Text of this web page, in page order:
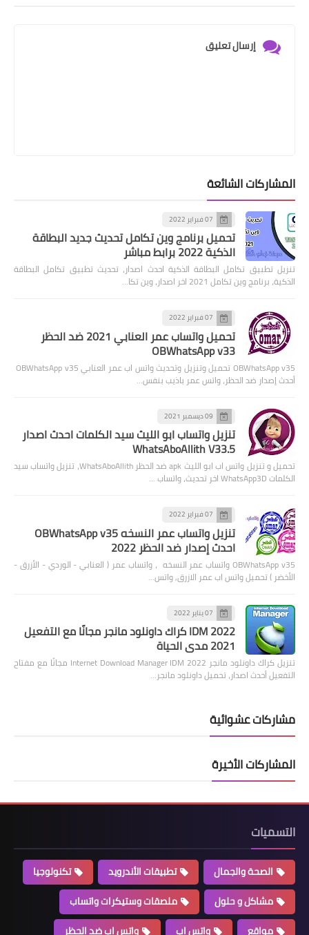
إرسال تعليق
المشاركات الشائعة
07 فبراير 2022
تحميل برنامج وين تكامل تحديث جديد البطاقة
الذكية 2022 برابط مباشر
تنزيل تطبيق تكامل البطاقة الذكية احدث اصدار، تحديث تطبيق تكامل البطاقة
الذكية، برنامج وين تكامل 2021 اخر اصدار، وين تكا…
07 فبراير 2022
تحميل واتساب عمر العنابي 2021 ضد الحظر
OBWhatsApp v33
OBWhatsApp v35 تحميل وتنزيل وتحديث واتس اب عمر العنابي OBWhatsApp v35
أحدث إصدار ضد الحظر، واتس عمر باذيب بنفس…
09 ديسمبر 2021
تنزيل واتساب ابو الليث سيد الكلمات احدث اصدار
WhatsAboAllith V33.5
تحميل و تنزيل واتس اب ابو الليث apk ضد الحظر WhatsAboAllith، تنزيل واتساب سيد
الكلمات WhatsApp3D اخر تحديث، واتساب …
07 فبراير 2022
تنزيل واتساب عمر النسخه OBWhatsApp v35
احدث إصدار ضد الحظر 2022
OBWhatsApp v35 واتساب عمر النسخه ، واتساب عمر ( العنابي - الوردي - الأزرق -
الأخضر ) تحميل واتس اب عمر الازرق, واتس…
07 يناير 2022
IDM 2022 كراك داونلود مانجر مجانًا مع التفعيل
2021 مدى الحياة
تنزيل كراك داونلود مانجر 2022 Internet Download Manager IDM مجانًا مع مفتاح
التفعيل أحدث اصدار، تحميل داونلود مانجر…
مشاركات عشوائية
المشاركات الأخيرة
التسميات
الصحة والجمال تطبيقات الأندرويد
تكنولوجيا
مشاكل و حلول
ملصقات وستيكرات واتساب
مواقع
واتس اب واتس اب ضد الحظر